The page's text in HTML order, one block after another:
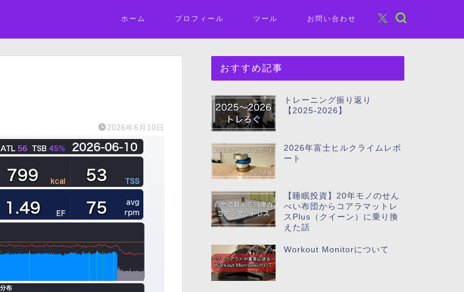
ホーム プロフィール ツール お問い合わせ
2026年6月10日
おすすめ記事
トレーニング振り返り
【2025-2026】
2026年富士ヒルクライムレポ
ート
【睡眠投資】20年モノのせん
べい布団からコアラマットレ
スPlus（クイーン）に乗り換
えた話
Workout Monitorについて